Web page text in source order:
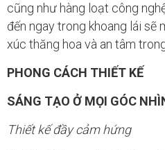
cũng như hàng loạt công
đến ngay trong khoang lái sẽ
xúc thăng hoa và an tâm
PHONG CÁCH THIẾT KẾ
SÁNG TẠO Ở MỌI GÓC
Thiết kế đầy cảm hứng